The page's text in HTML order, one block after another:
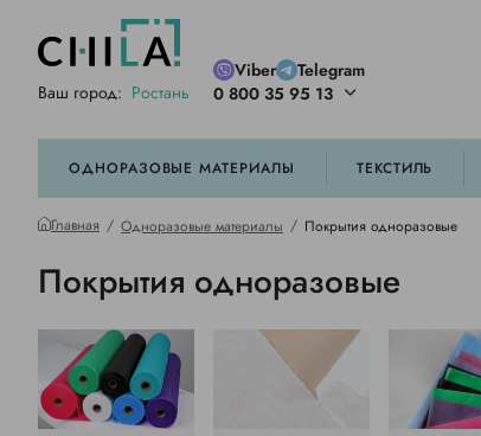
Ваш город: Ростань
Viber
Telegram
0 800 35 95 13
ОДНОРАЗОВЫЕ МАТЕРИАЛЫ ТЕКСТИЛЬ
Главная Одноразовые материалы Покрытия одноразовые
Покрытия одноразовые